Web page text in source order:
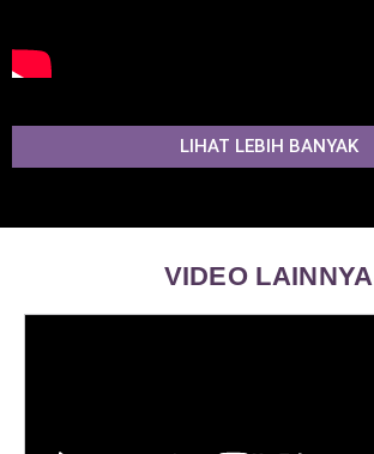
LIHAT LEBIH BANYAK
VIDEO LAINNYA